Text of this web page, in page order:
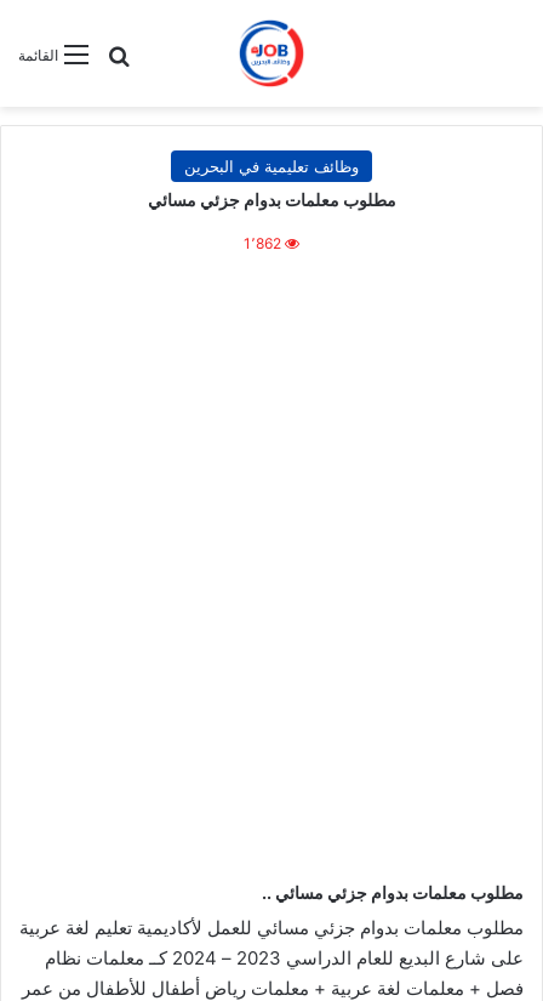
القائمةبحث عن
وظائف تعليمية في البحرين
مطلوب معلمات بدوام جزئي مسائي
1٬862
مطلوب معلمات بدوام جزئي مسائي ..
مطلوب معلمات بدوام جزئي مسائي للعمل لأكاديمية تعليم لغة عربية
على شارع البديع للعام الدراسي 2023 – 2024 كــ معلمات نظام
فصل + معلمات لغة عربية + معلمات رياض أطفال للأطفال من عمر